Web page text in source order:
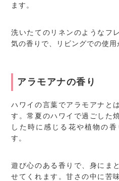
ます。
洗いたてのリネンのようなフ
気の香りで、リビングでの使用
アラモアナの香り
ハワイの言葉でアラモアナと
す。常夏のハワイで過ごした
した時に感じる花や植物の
す。
遊び心のある香りで、身にま
せてくれます。甘さの中に苦